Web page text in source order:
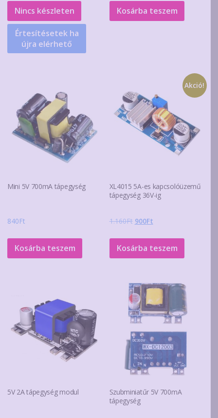
Nincs készleten
Értesítésetek ha
újra elérhető
was:
340Ft.
is:
290Ft.
Kosárba teszem
Mini 5V 700mA tápegység
840Ft
Kosárba teszem
Akció!
XL4015 5A-es kapcsolóüzemű
tápegység 36V-ig
1.160Ft Original
was:
1.160Ft.
900FtCurrent
is:
900Ft.
Kosárba teszem
5V 2A tápegység modul
Szubminiatűr 5V 700mA
tápegység